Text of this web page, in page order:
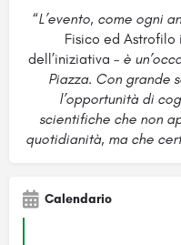
“L’evento, come ogni
Fisico ed
dell’iniziativa – è
Piazza. Con grande
l’opportunità di
scientifiche che non
quotidianità, ma che
Calendario